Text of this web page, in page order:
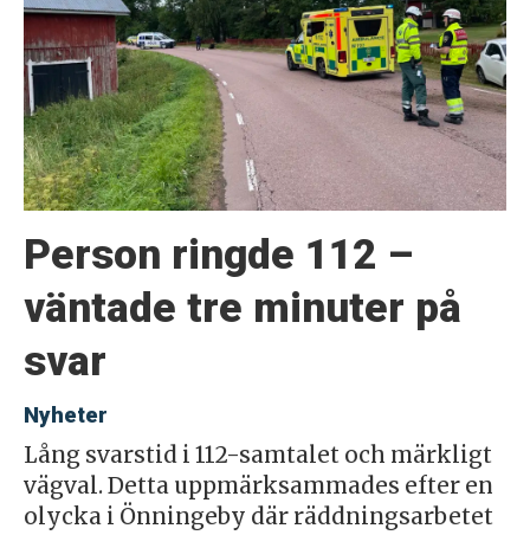
Person ringde 112 –
väntade tre minuter på
svar
Nyheter
Lång svarstid i 112-samtalet och märkligt
vägval. Detta uppmärksammades efter en
olycka i Önningeby där räddningsarbetet